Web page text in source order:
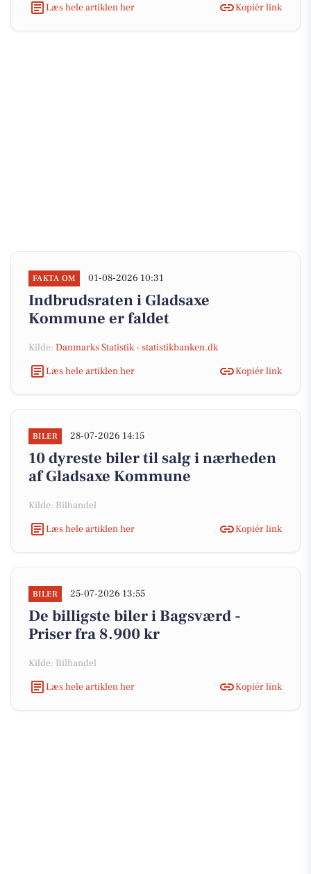
Læs hele artiklen her
Kopiér link
FAKTA OM 01-08-2026 10:31
Indbrudsraten i Gladsaxe
Kommune er faldet
Kilde: Danmarks Statistik - statistikbanken.dk
Læs hele artiklen her
Kopiér link
BILER 28-07-2026 14:15
10 dyreste biler til salg i nærheden
af Gladsaxe Kommune
Kilde: Bilhandel
Læs hele artiklen her
Kopiér link
BILER 25-07-2026 13:55
De billigste biler i Bagsværd -
Priser fra 8.900 kr
Kilde: Bilhandel
Læs hele artiklen her
Kopiér link